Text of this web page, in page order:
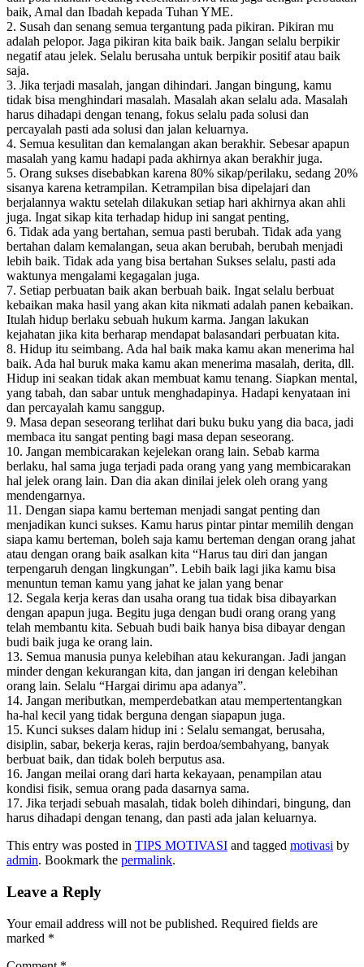
baik, Amal dan Ibadah kepada Tuhan YME.
2. Susah dan senang semua tergantung pada pikiran. Pikiran mu
adalah pelopor. Jaga pikiran kita baik baik. Jangan selalu berpikir
negatif atau jelek. Selalu berusaha untuk berpikir positif atau baik
saja.
3. Jika terjadi masalah, jangan dihindari. Jangan bingung, kamu
tidak bisa menghindari masalah. Masalah akan selalu ada. Masalah
harus dihadapi dengan tenang, fokus selalu pada solusi dan
percayalah pasti ada solusi dan jalan keluarnya.
4. Semua kesulitan dan kemalangan akan berakhir. Sebesar apapun
masalah yang kamu hadapi pada akhirnya akan berakhir juga.
5. Orang sukses disebabkan karena 80% sikap/perilaku, sedang 20%
sisanya karena ketrampilan. Ketrampilan bisa dipelajari dan
berjalannya waktu setelah dilakukan setiap hari akhirnya akan ahli
juga. Ingat sikap kita terhadap hidup ini sangat penting,
6. Tidak ada yang bertahan, semua pasti berubah. Tidak ada yang
bertahan dalam kemalangan, seua akan berubah, berubah menjadi
lebih baik. Tidak ada yang bisa bertahan Sukses selalu, pasti ada
waktunya mengalami kegagalan juga.
7. Setiap perbuatan baik akan berbuah baik. Ingat selalu berbuat
kebaikan maka hasil yang akan kita nikmati adalah panen kebaikan.
Itulah hidup berlaku sebuah hukum karma. Jangan lakukan
kejahatan jika kita berharap mendapat balasandari perbuatan kita.
8. Hidup itu seimbang. Ada hal baik maka kamu akan menerima hal
baik. Ada hal buruk maka kamu akan menerima masalah, derita, dll.
Hidup ini seakan tidak akan membuat kamu tenang. Siapkan mental,
yang tabah, dan sabar untuk menghadapinya. Hadapi kenyataan ini
dan percayalah kamu sanggup.
9. Masa depan seseorang terlihat dari buku buku yang dia baca, jadi
membaca itu sangat penting bagi masa depan seseorang.
10. Jangan membicarakan kejelekan orang lain. Sebab karma
berlaku, hal sama juga terjadi pada orang yang yang membicarakan
hal jelek orang lain. Dan dia akan dinilai jelek oleh orang yang
mendengarnya.
11. Dengan siapa kamu berteman menjadi sangat penting dan
menjadikan kunci sukses. Kamu harus pintar pintar memilih dengan
siapa kamu berteman, boleh saja kamu berteman dengan orang jahat
atau dengan orang baik asalkan kita “Harus tau diri dan jangan
terpengaruh dengan lingkungan”. Lebih baik lagi jika kamu bisa
menuntun teman kamu yang jahat ke jalan yang benar
12. Segala kerja keras dan usaha orang tua tidak bisa dibayarkan
dengan apapun juga. Begitu juga dengan budi orang orang yang
telah membantu kita. Sebuah budi baik hanya bisa dibayar dengan
budi baik juga ke orang lain.
13. Semua manusia punya kelebihan atau kekurangan. Jadi jangan
minder dengan kekurangan kita, dan jangan iri dengan kelebihan
orang lain. Selalu “Hargai dirimu apa adanya”.
14. Jangan meributkan, memperdebatkan atau mempertentangkan
ha-hal kecil yang tidak berguna dengan siapapun juga.
15. Kunci sukses dalam hidup ini : Selalu semangat, berusaha,
disiplin, sabar, bekerja keras, rajin berdoa/sembahyang, banyak
berbuat baik, dan tidak boleh berputus asa.
16. Jangan meilai orang dari harta kekayaan, penampilan atau
kondisi fisik, semua orang pada dasarnya sama.
17. Jika terjadi sebuah masalah, tidak boleh dihindari, bingung, dan
harus dihadapi dengan tenang, dan pasti ada jalan keluarnya.
This entry was posted in TIPS MOTIVASI and tagged motivasi by
admin. Bookmark the permalink.
Leave a Reply
Your email address will not be published. Required fields are
marked *